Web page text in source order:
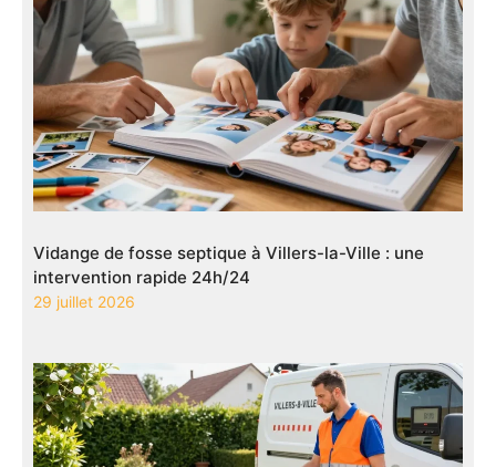
Vidange de fosse septique à Villers-la-Ville : une
intervention rapide 24h/24
29 juillet 2026